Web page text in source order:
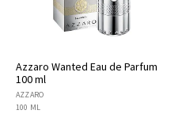
Azzaro Wanted Eau de Parfum
100 ml
AZZARO
100 ML